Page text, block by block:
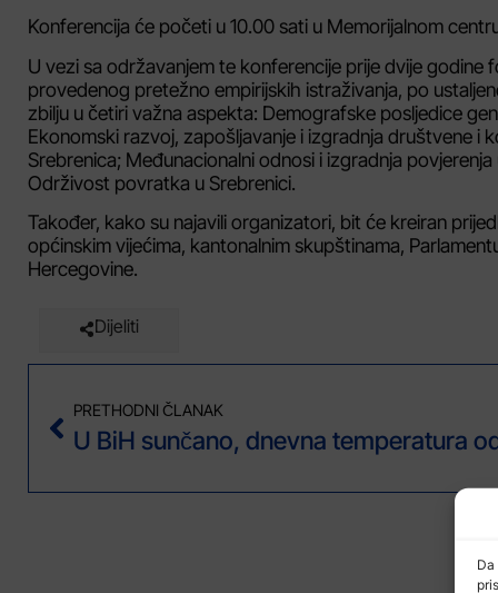
Konferencija će početi u 10.00 sati u Memorijalnom centru
U vezi sa održavanjem te konferencije prije dvije godine
provedenog pretežno empirijskih istraživanja, po
zbilju u četiri važna aspekta: Demografske posljedice
Ekonomski razvoj, zapošljavanje i izgradnja društvene i
Srebrenica; Međunacionalni odnosi i izgradnja
Održivost povratka u Srebrenici.
Također, kako su najavili organizatori, bit će kreiran
općinskim vijećima, kantonalnim skupštinama,
Hercegovine.
Dijeliti
PRETHODNI ČLANAK